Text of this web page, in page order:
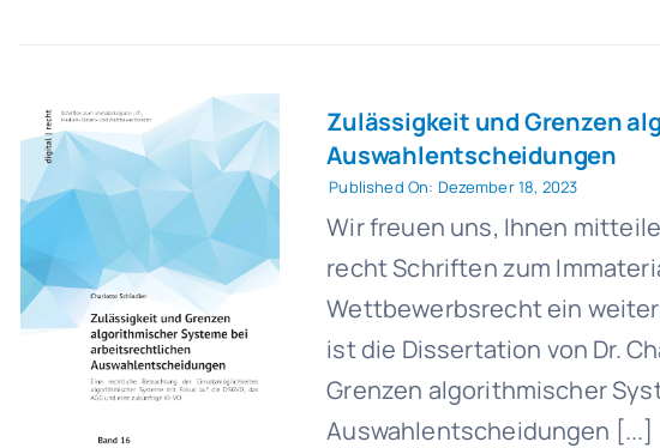
Zulässigkeit und Grenzen
Auswahlentscheidungen
Published On: Dezember 18, 2023
Wir freuen uns, Ihnen
recht Schriften zum
Wettbewerbsrecht ein
ist die Dissertation von Dr.
Grenzen algorithmischer
Auswahlentscheidungen [...]